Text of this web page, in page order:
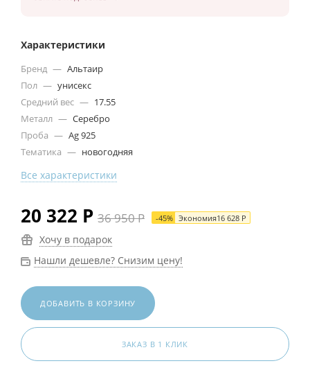
Характеристики
Бренд — Альтаир
Пол — унисекс
Средний вес — 17.55
Металл — Серебро
Проба — Ag 925
Тематика — новогодняя
Все характеристики
20 322 Р 36 950Р -45% Экономия16 628 Р
Хочу в подарок
Нашли дешевле? Снизим цену!
ДОБАВИТЬ В КОРЗИНУ
ЗАКАЗ В 1 КЛИК